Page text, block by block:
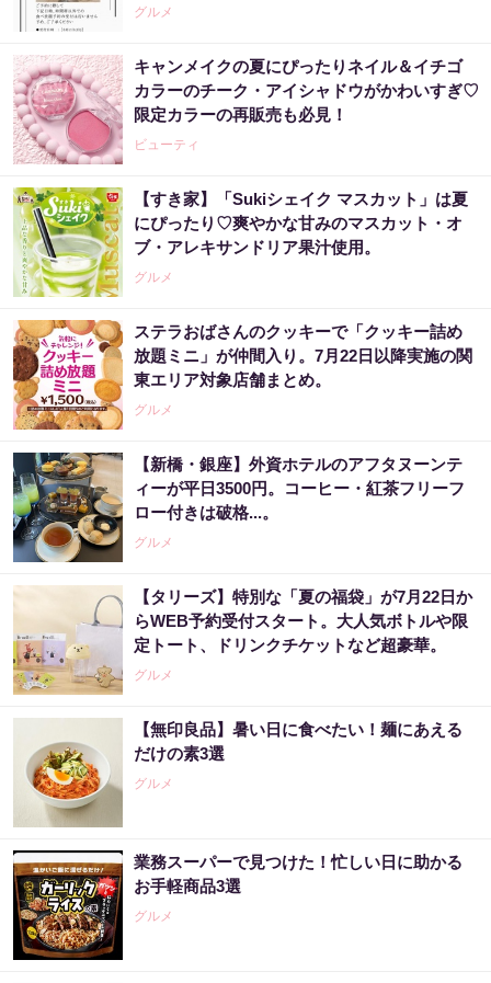
グルメ
キャンメイクの夏にぴったりネイル＆イチゴ
カラーのチーク・アイシャドウがかわいすぎ♡
限定カラーの再販売も必見！
ビューティ
【すき家】「Sukiシェイク マスカット」は夏
にぴったり♡爽やかな甘みのマスカット・オ
ブ・アレキサンドリア果汁使用。
グルメ
ステラおばさんのクッキーで「クッキー詰め
放題ミニ」が仲間入り。7月22日以降実施の関
東エリア対象店舗まとめ。
グルメ
【新橋・銀座】外資ホテルのアフタヌーンテ
ィーが平日3500円。コーヒー・紅茶フリーフ
ロー付きは破格...。
グルメ
【タリーズ】特別な「夏の福袋」が7月22日か
らWEB予約受付スタート。大人気ボトルや限
定トート、ドリンクチケットなど超豪華。
グルメ
【無印良品】暑い日に食べたい！麺にあえる
だけの素3選
グルメ
業務スーパーで見つけた！忙しい日に助かる
お手軽商品3選
グルメ